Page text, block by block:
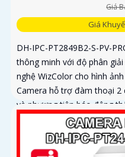
Giá
Giá
DH-IPC-PT2849B2-S-PV-
thông minh với độ phân
nghệ WizColor cho hình
Camera hỗ trợ đàm thoại 2
và phương tiện báo động